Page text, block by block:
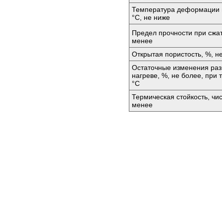
Температура деформации
°C, не ниже
Предел прочности при
менее
Открытая пористость, %,
Остаточные изменения
нагреве, %, не более, при
°C
Термическая стойкость,
менее